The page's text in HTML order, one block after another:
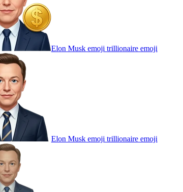
Elon Musk emoji trillionaire emoji
Elon Musk emoji trillionaire emoji